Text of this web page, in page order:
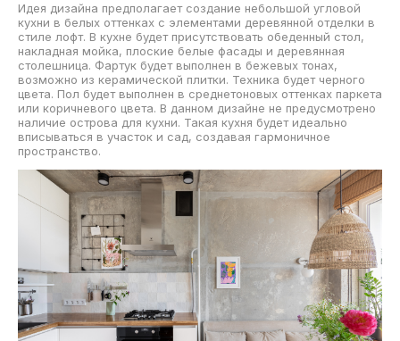
Идея дизайна предполагает создание небольшой угловой
кухни в белых оттенках с элементами деревянной отделки в
стиле лофт. В кухне будет присутствовать обеденный стол,
накладная мойка, плоские белые фасады и деревянная
столешница. Фартук будет выполнен в бежевых тонах,
возможно из керамической плитки. Техника будет черного
цвета. Пол будет выполнен в среднетоновых оттенках паркета
или коричневого цвета. В данном дизайне не предусмотрено
наличие острова для кухни. Такая кухня будет идеально
вписываться в участок и сад, создавая гармоничное
пространство.